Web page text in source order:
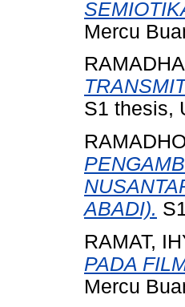
Mercu
S1 thesis,
ABADI).
RAMAT,
PADA
Mercu